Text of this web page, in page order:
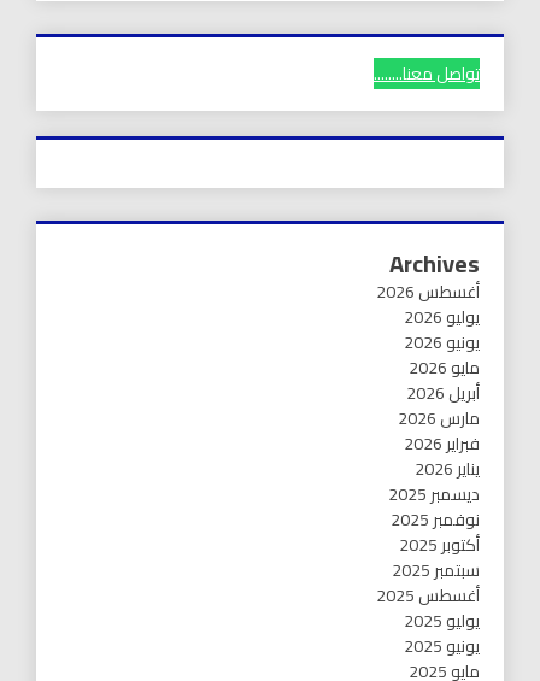
تواصل معنا........
Archives
أغسطس 2026
يوليو 2026
يونيو 2026
مايو 2026
أبريل 2026
مارس 2026
فبراير 2026
يناير 2026
ديسمبر 2025
نوفمبر 2025
أكتوبر 2025
سبتمبر 2025
أغسطس 2025
يوليو 2025
يونيو 2025
مايو 2025